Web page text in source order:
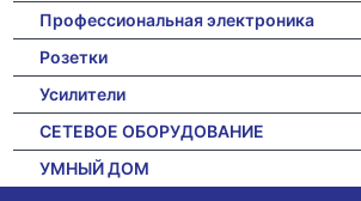
Профессиональная электроника
Розетки
Усилители
СЕТЕВОЕ ОБОРУДОВАНИЕ
УМНЫЙ ДОМ